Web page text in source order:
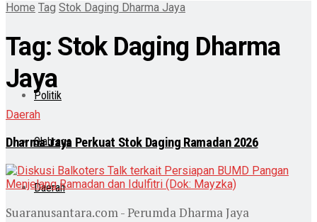
Politik
Olahraga
Daerah
Home Tag Stok Daging Dharma Jaya
Tag: Stok Daging Dharma
Jaya
Daerah
Dharma Jaya Perkuat Stok Daging Ramadan 2026
Suaranusantara.com - Perumda Dharma Jaya